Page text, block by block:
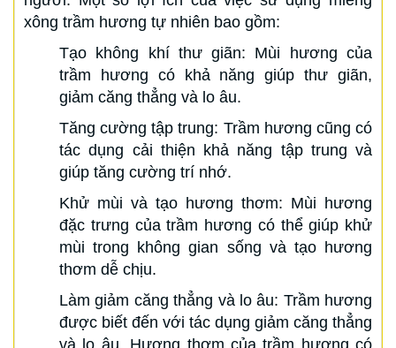
xông trầm hương tự nhiên bao gồm:
Tạo không khí thư giãn: Mùi hương của
trầm hương có khả năng giúp thư giãn,
giảm căng thẳng và lo âu.
Tăng cường tập trung: Trầm hương cũng có
tác dụng cải thiện khả năng tập trung và
giúp tăng cường trí nhớ.
Khử mùi và tạo hương thơm: Mùi hương
đặc trưng của trầm hương có thể giúp khử
mùi trong không gian sống và tạo hương
thơm dễ chịu.
Làm giảm căng thẳng và lo âu: Trầm hương
được biết đến với tác dụng giảm căng thẳng
và lo âu. Hương thơm của trầm hương có